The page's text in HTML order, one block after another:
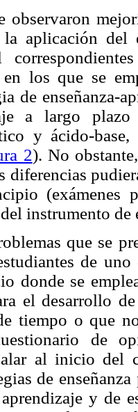
observaron
la aplicación
los que se
de enseñanza-
a largo
y ácido-
2). No
diferencias
instrumento de
que se
de
donde se
el desarrollo
tiempo o que
de
al inicio del
de
y de